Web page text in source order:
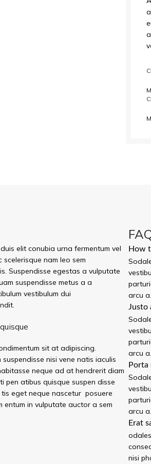
elit conubia urna fermentum vel
nam leo sem
Suspendisse egestas a vulputate
suspendisse metus a a
vestibulum dui
sit at adipiscing.
nisi vene natis iaculis
neque ad at hendrerit diam
pen atibus quisque suspen disse
eget neque nascetur posuere
entum in vulputate auctor a sem
How
arcu a.
Justo
arcu a.
Porta
arcu a.
Erat
nisi